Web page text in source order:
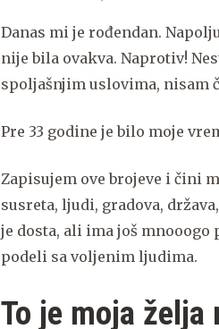
Danas mi je rođendan.
nije bila ovakva. Naprotiv!
spoljašnjim uslovima, nisam
Pre 33 godine je bilo moje
Zapisujem ove brojeve i čini
susreta, ljudi, gradova,
je dosta, ali ima još
podeli sa voljenim ljudima.
To je moja želja